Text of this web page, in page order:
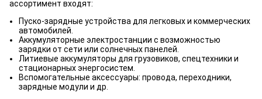
ассортимент входят:
Пуско-зарядные устройства для легковых и коммерческих
автомобилей.
Аккумуляторные электростанции с возможностью
зарядки от сети или солнечных панелей.
Литиевые аккумуляторы для грузовиков, спецтехники и
стационарных энергосистем.
Вспомогательные аксессуары: провода, переходники,
зарядные модули и др.